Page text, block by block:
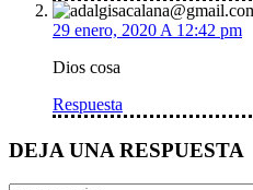
29 enero, 2020 A 12:42 pm
Dios cosa
Respuesta
DEJA UNA RESPUESTA